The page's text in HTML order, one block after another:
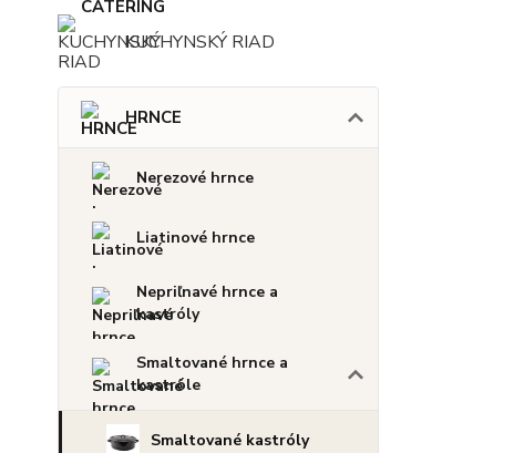
KUCHYNSKÝ RIAD
HRNCE
Nerezové hrnce
Liatinové hrnce
Nepriľnavé hrnce a
kastróly
Smaltované hrnce a
kastróle
Smaltované kastróly